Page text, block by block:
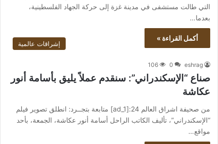
التي طالت مستشفى في مدينة غزة إلى حركة الجهاد الفلسطينية،
بعدما…
أكمل القراءة »
إشراقات عالمية
eshrag
0
106
صناع “الإسكندراني”: سنقدم عملاً يليق بأسامة أنور
عكاشة
من صحيفة اشراق العالم 24:[ad_1] متابعة بتجــرد: انطلق تصوير فيلم
“الإسكندراني”، تأليف الكاتب الراحل أسامة أنور عكاشة، الجمعة، بأحد
مواقع…